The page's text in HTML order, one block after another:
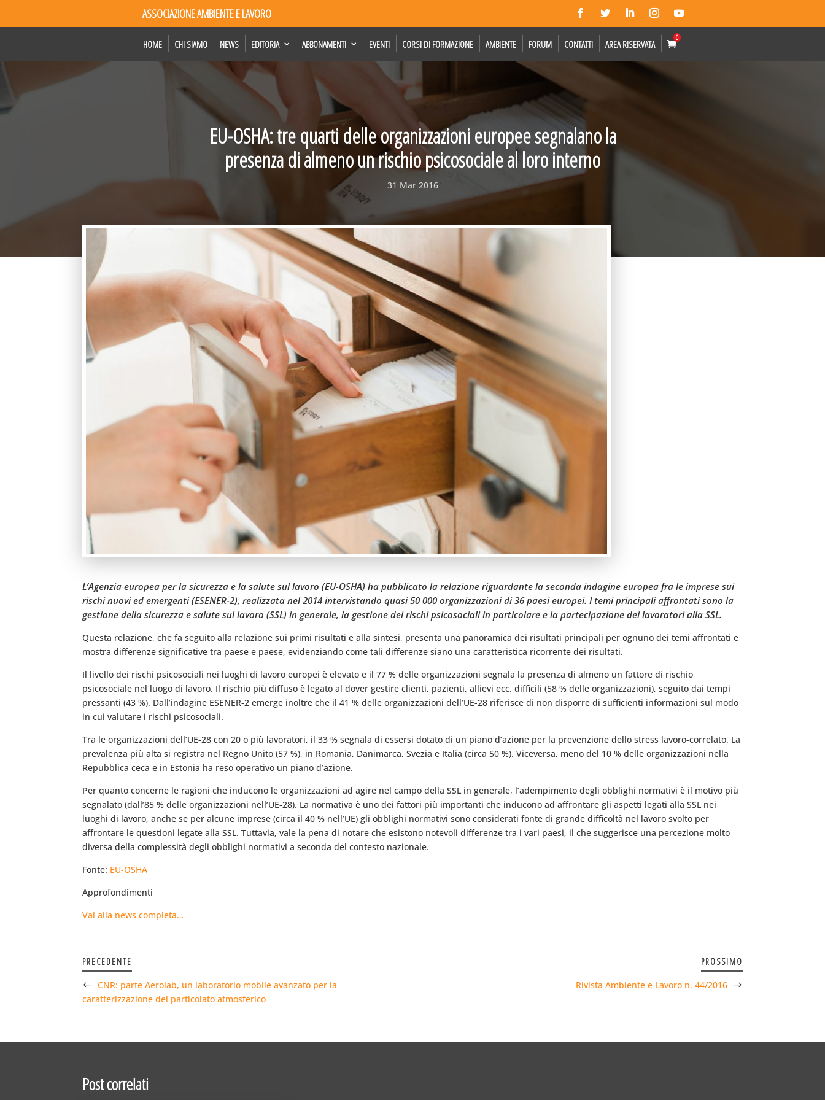
ASSOCIAZIONE AMBIENTE E LAVORO
HOME CHI SIAMO NEWS EDITORIA ABBONAMENTI EVENTI CORSI DI FORMAZIONE AMBIENTE FORUM CONTATTI AREA RISERVATA
0
EU-OSHA: tre quarti delle organizzazioni europee segnalano la
presenza di almeno un rischio psicosociale al loro interno
31 Mar 2016
L’Agenzia europea per la sicurezza e la salute sul lavoro (EU-OSHA) ha pubblicato la relazione riguardante la seconda indagine europea fra le imprese sui
rischi nuovi ed emergenti (ESENER-2), realizzata nel 2014 intervistando quasi 50 000 organizzazioni di 36 paesi europei. I temi principali affrontati sono la
gestione della sicurezza e salute sul lavoro (SSL) in generale, la gestione dei rischi psicosociali in particolare e la partecipazione dei lavoratori alla SSL.
Questa relazione, che fa seguito alla relazione sui primi risultati e alla sintesi, presenta una panoramica dei risultati principali per ognuno dei temi affrontati e
mostra differenze significative tra paese e paese, evidenziando come tali differenze siano una caratteristica ricorrente dei risultati.
Il livello dei rischi psicosociali nei luoghi di lavoro europei è elevato e il 77 % delle organizzazioni segnala la presenza di almeno un fattore di rischio
psicosociale nel luogo di lavoro. Il rischio più diffuso è legato al dover gestire clienti, pazienti, allievi ecc. difficili (58 % delle organizzazioni), seguito dai tempi
pressanti (43 %). Dall’indagine ESENER-2 emerge inoltre che il 41 % delle organizzazioni dell’UE-28 riferisce di non disporre di sufficienti informazioni sul modo
in cui valutare i rischi psicosociali.
Tra le organizzazioni dell’UE-28 con 20 o più lavoratori, il 33 % segnala di essersi dotato di un piano d’azione per la prevenzione dello stress lavoro-correlato. La
prevalenza più alta si registra nel Regno Unito (57 %), in Romania, Danimarca, Svezia e Italia (circa 50 %). Viceversa, meno del 10 % delle organizzazioni nella
Repubblica ceca e in Estonia ha reso operativo un piano d’azione.
Per quanto concerne le ragioni che inducono le organizzazioni ad agire nel campo della SSL in generale, l’adempimento degli obblighi normativi è il motivo più
segnalato (dall’85 % delle organizzazioni nell’UE-28). La normativa è uno dei fattori più importanti che inducono ad affrontare gli aspetti legati alla SSL nei
luoghi di lavoro, anche se per alcune imprese (circa il 40 % nell’UE) gli obblighi normativi sono considerati fonte di grande difficoltà nel lavoro svolto per
affrontare le questioni legate alla SSL. Tuttavia, vale la pena di notare che esistono notevoli differenze tra i vari paesi, il che suggerisce una percezione molto
diversa della complessità degli obblighi normativi a seconda del contesto nazionale.
Fonte: EU-OSHA
Approfondimenti
Vai alla news completa…
PRECEDENTE
CNR: parte Aerolab, un laboratorio mobile avanzato per la
caratterizzazione del particolato atmosferico
PROSSIMO
Rivista Ambiente e Lavoro n. 44/2016
Post correlati